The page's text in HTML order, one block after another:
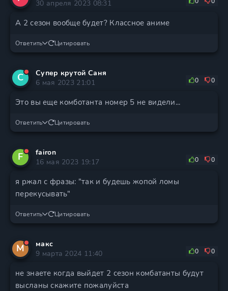
30 апреля 2023 08:31
А 2 сезон вообще будет? Классное аниме
Ответить Цитировать
С
Супер крутой Саня
6 мая 2023 21:01
0 0
Это вы еще комботанта номер 5 не видели...
Ответить Цитировать
F
fairon
16 мая 2023 19:17
0 0
я ржал с фразы: "так и будешь жопой ломы
перекусывать"
Ответить Цитировать
М
макс
9 марта 2024 11:40
0 0
не знаете когда выйдет 2 сезон комбатанты будут
высланы скажите пожалуйста